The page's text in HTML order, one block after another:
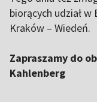
biorących udział
Kraków – Wiedeń.
Zapraszamy do
Kahlenberg